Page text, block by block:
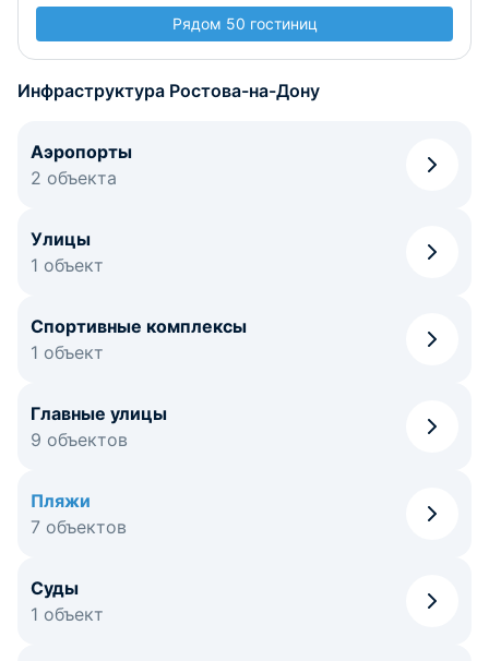
Рядом 50 гостиниц
Инфраструктура Ростова-на-Дону
Аэропорты
2 объекта
Улицы
1 объект
Спортивные комплексы
1 объект
Главные улицы
9 объектов
Пляжи
7 объектов
Суды
1 объект